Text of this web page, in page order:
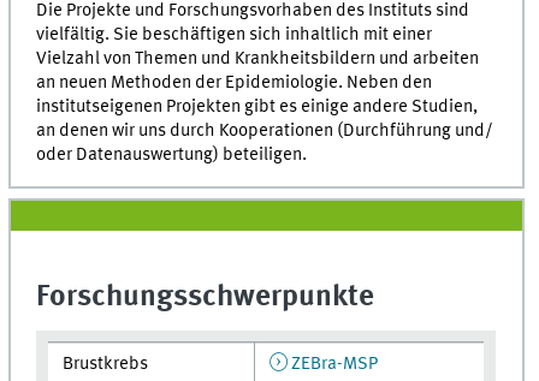
Die Projekte und Forschungsvorhaben des Instituts sind
vielfältig. Sie beschäftigen sich inhaltlich mit einer
Vielzahl von Themen und Krankheitsbildern und arbeiten
an neuen Methoden der Epidemiologie. Neben den
institutseigenen Projekten gibt es einige andere Studien,
an denen wir uns durch Kooperationen (Durchführung und/
oder Datenauswertung) beteiligen.
Forschungsschwerpunkte
Brustkrebs ZEBra-MSP